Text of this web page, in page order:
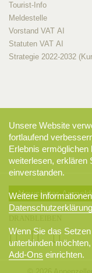
Tourist-Info
Meldestelle
Vorstand VAT AI
Statuten VAT AI
Strategie 2022-2032
Newsletter-
Unsere Website
fortlaufend
Erlebnis ermöglichen
weiterlesen, erklären
einverstanden.
Weitere
Datenschutzerklärung
Wenn Sie das
unterbinden
Add-Ons einrichten.